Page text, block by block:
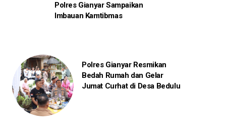
Polres Gianyar Sampaikan
Imbauan Kamtibmas
Polres Gianyar Resmikan
Bedah Rumah dan Gelar
Jumat Curhat di Desa Bedulu